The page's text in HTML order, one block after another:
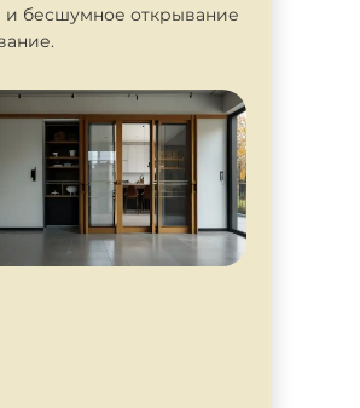
и бесшумное открывание